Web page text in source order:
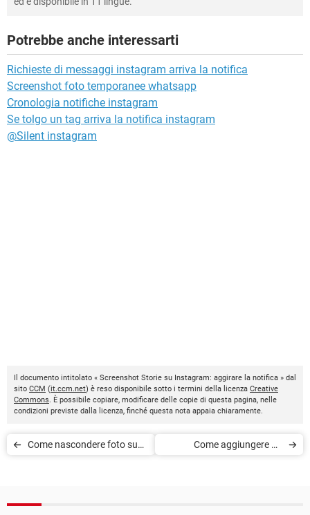
Potrebbe anche interessarti
Richieste di messaggi instagram arriva la notifica
Screenshot foto temporanee whatsapp
Cronologia notifiche instagram
Se tolgo un tag arriva la notifica instagram
@Silent instagram
Il documento intitolato « Screenshot Storie su Instagram: aggirare la notifica » dal
sito CCM (it.ccm.net) è reso disponibile sotto i termini della licenza Creative
Commons. È possibile copiare, modificare delle copie di questa pagina, nelle
condizioni previste dalla licenza, finché questa nota appaia chiaramente.
Come nascondere foto su
Come aggiungere un